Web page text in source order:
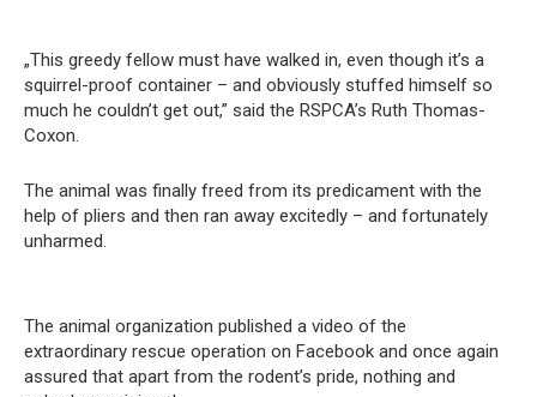
„This greedy fellow must have walked in, even though it’s a
squirrel-proof container – and obviously stuffed himself so
much he couldn’t get out,” said the RSPCA’s Ruth Thomas-
Coxon.
The animal was finally freed from its predicament with the
help of pliers and then ran away excitedly – ​​and fortunately
unharmed.
The animal organization published a video of the
extraordinary rescue operation on Facebook and once again
assured that apart from the rodent’s pride, nothing and